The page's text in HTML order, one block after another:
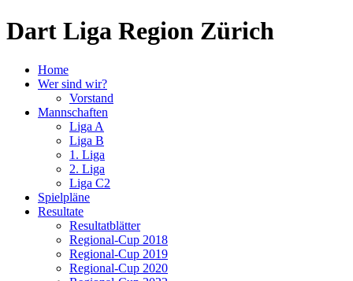
Dart Liga Region Zürich
Home
Wer sind wir?
Vorstand
Mannschaften
Liga A
Liga B
1. Liga
2. Liga
Liga C2
Spielpläne
Resultate
Resultatblätter
Regional-Cup 2018
Regional-Cup 2019
Regional-Cup 2020